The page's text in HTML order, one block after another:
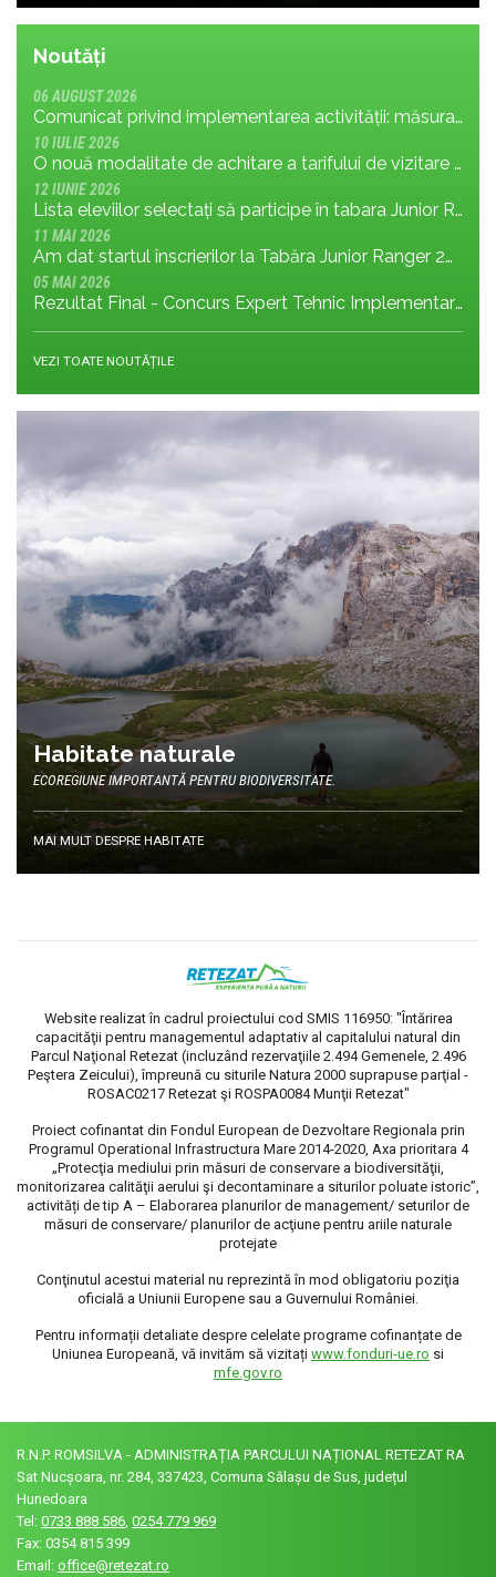
Noutăți
06 AUGUST 2026
Comunicat privind implementarea activității: măsura MR.8.1.4 din planul de management; cu privire la tronsonul de drum cuprins între Baraj Gura Apelor și Cabana Rotunda
10 IULIE 2026
O nouă modalitate de achitare a tarifului de vizitare în Parcul Național Retezat
12 IUNIE 2026
Lista eleviilor selectați să participe în tabara Junior Ranger 2026
11 MAI 2026
Am dat startul înscrierilor la Tabăra Junior Ranger 2026 – Oameni conectați prin natură – tineri și comunități pentru viitorul Parcului Național Retezat
05 MAI 2026
Rezultat Final - Concurs Expert Tehnic Implementare 3 05.05.2026
VEZI TOATE NOUTĂȚILE
Habitate naturale
ECOREGIUNE IMPORTANTĂ PENTRU BIODIVERSITATE.
MAI MULT DESPRE HABITATE
Website realizat în cadrul proiectului cod SMIS 116950: "Întărirea
capacităţii pentru managementul adaptativ al capitalului natural din
Parcul Naţional Retezat (incluzând rezervaţiile 2.494 Gemenele, 2.496
Peştera Zeicului), împreună cu siturile Natura 2000 suprapuse parţial -
ROSAC0217 Retezat şi ROSPA0084 Munţii Retezat"
Proiect cofinantat din Fondul European de Dezvoltare Regionala prin
Programul Operational Infrastructura Mare 2014-2020, Axa prioritara 4
„Protecţia mediului prin măsuri de conservare a biodiversităţii,
monitorizarea calităţii aerului şi decontaminare a siturilor poluate istoric”,
activități de tip A – Elaborarea planurilor de management/ seturilor de
măsuri de conservare/ planurilor de acţiune pentru ariile naturale
protejate
Conţinutul acestui material nu reprezintă în mod obligatoriu poziţia
oficială a Uniunii Europene sau a Guvernului României.
Pentru informații detaliate despre celelate programe cofinanțate de
Uniunea Europeană, vă invităm să vizitați www.fonduri-ue.ro si
mfe.gov.ro
R.N.P. ROMSILVA - ADMINISTRAȚIA PARCULUI NAȚIONAL RETEZAT RA
Sat Nucșoara, nr. 284, 337423, Comuna Sălașu de Sus, județul
Hunedoara
Tel: 0733 888 586, 0254 779 969
Fax: 0354 815 399
Email: office@retezat.ro